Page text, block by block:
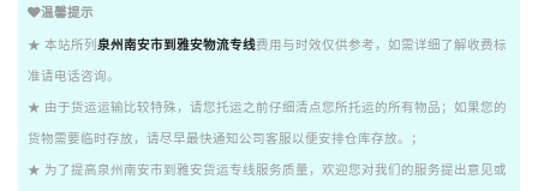
温馨提示
★ 本站所列 泉州南安市到雅安物流专线费用与时效仅供参考，如需详细了解收费标
准请电话咨询。
★ 由于货运运输比较特殊，请您托运之前仔细清点您所托运的所有物品；如果您的
货物需要临时存放，请尽早最快通知公司客服以便安排仓库存放。；
★ 为了提高泉州南安市到雅安货运专线服务质量，欢迎您对我们的服务提出意见或